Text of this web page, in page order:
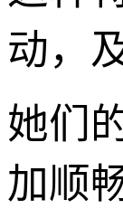
动，
她们
加顺